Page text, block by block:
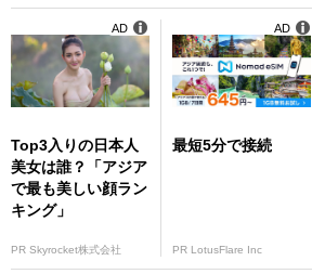
Top3入りの日本人
美女は誰？「アジア
で最も美しい顔ラン
キング」
PR Skyrocket株式会社
AD
最短5分で接続
PR LotusFlare Inc
AD